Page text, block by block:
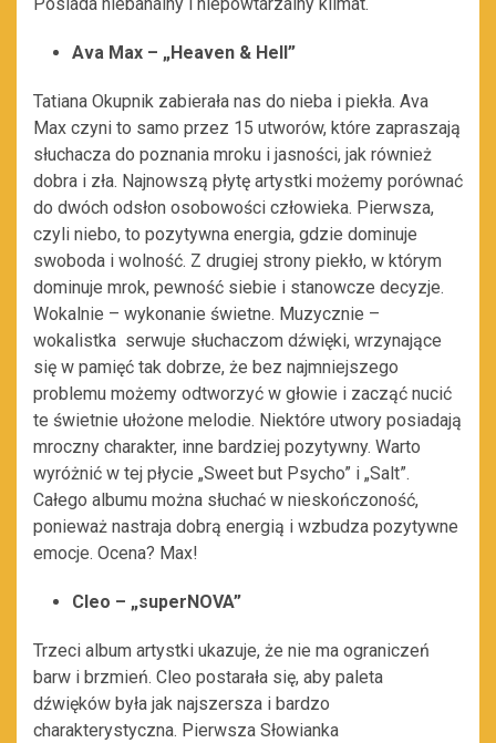
Posiada niebanalny i niepowtarzalny klimat.
Ava Max – „Heaven & Hell”
Tatiana Okupnik zabierała nas do nieba i piekła. Ava
Max czyni to samo przez 15 utworów, które zapraszają
słuchacza do poznania mroku i jasności, jak również
dobra i zła. Najnowszą płytę artystki możemy porównać
do dwóch odsłon osobowości człowieka. Pierwsza,
czyli niebo, to pozytywna energia, gdzie dominuje
swoboda i wolność. Z drugiej strony piekło, w którym
dominuje mrok, pewność siebie i stanowcze decyzje.
Wokalnie – wykonanie świetne. Muzycznie –
wokalistka serwuje słuchaczom dźwięki, wrzynające
się w pamięć tak dobrze, że bez najmniejszego
problemu możemy odtworzyć w głowie i zacząć nucić
te świetnie ułożone melodie. Niektóre utwory posiadają
mroczny charakter, inne bardziej pozytywny. Warto
wyróżnić w tej płycie „Sweet but Psycho” i „Salt”.
Całego albumu można słuchać w nieskończoność,
ponieważ nastraja dobrą energią i wzbudza pozytywne
emocje. Ocena? Max!
Cleo – „superNOVA”
Trzeci album artystki ukazuje, że nie ma ograniczeń
barw i brzmień. Cleo postarała się, aby paleta
dźwięków była jak najszersza i bardzo
charakterystyczna. Pierwsza Słowianka